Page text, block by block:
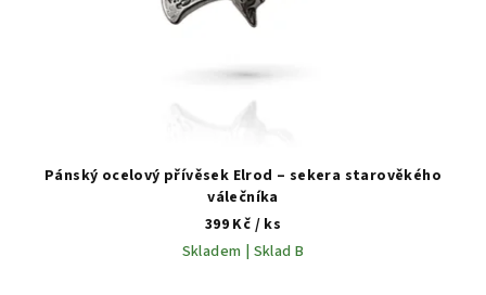
Pánský ocelový přívěsek Elrod – sekera starověkého
válečníka
399 Kč / ks
Skladem | Sklad B